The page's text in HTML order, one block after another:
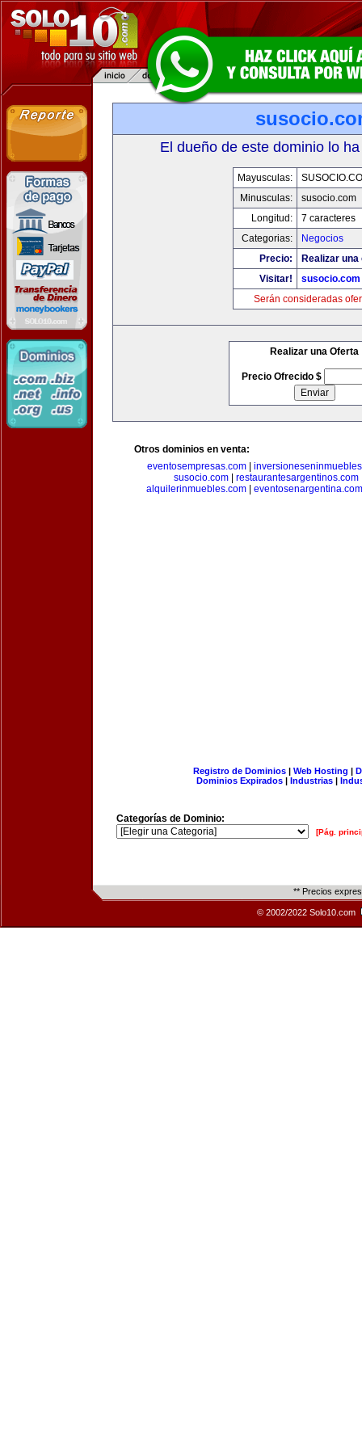
El dueño de este dominio lo
Mayusculas:
Minusculas:
susocio.com
Longitud:
7 caracteres
Categorias:
Negocios
Precio:
Realizar
Visitar!
susocio.com
Serán consideradas
Realizar una Oferta
Precio Ofrecido $
Otros dominios en venta:
eventosempresas.com
susocio.com
restaurantesargentinos.com
alquilerinmuebles.com
eventosenargentina.com
Registro de Dominios| Web Hosting |
Dominios Expirados | Industrias |
Categorías de Dominio:
[Pág.
** Precios
© 2002/2022 Solo10.com